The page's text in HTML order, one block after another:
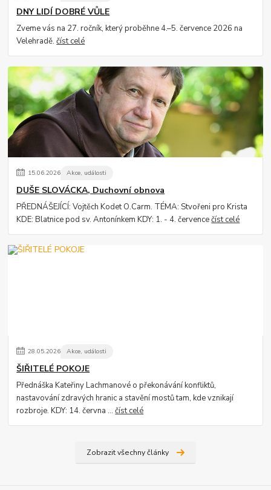
DNY LIDÍ DOBRÉ VŮLE
Zveme vás na 27. ročník, který proběhne 4.–5. července 2026 na
Velehradě.číst celé
15.06.2026 Akce, události
DUŠE SLOVÁCKA, Duchovní obnova
PŘEDNÁŠEJÍCÍ: Vojtěch Kodet O.Carm. TÉMA: Stvořeni pro Krista
KDE: Blatnice pod sv. Antonínkem KDY: 1. - 4. červencečíst celé
28.05.2026 Akce, události
ŠIŘITELÉ POKOJE
Přednáška Kateřiny Lachmanové o překonávání konfliktů,
nastavování zdravých hranic a stavění mostů tam, kde vznikají
rozbroje. KDY: 14. června ...číst celé
Zobrazit všechny články